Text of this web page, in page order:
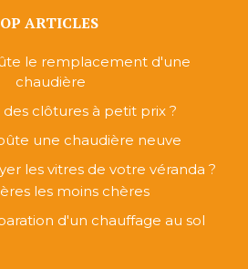
ARTICLES
le remplacement d'une
chaudière
clôtures à petit prix ?
une chaudière neuve
les vitres de votre véranda ?
les moins chères
d'un chauffage au sol